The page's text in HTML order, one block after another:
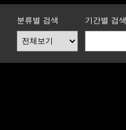
분류별 검색 기간별 검색